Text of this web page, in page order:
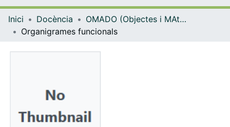
Navega per tot el DD
Inici Docència
OMADO (Objectes i MAterials DOcents)
Organigrames funcionals